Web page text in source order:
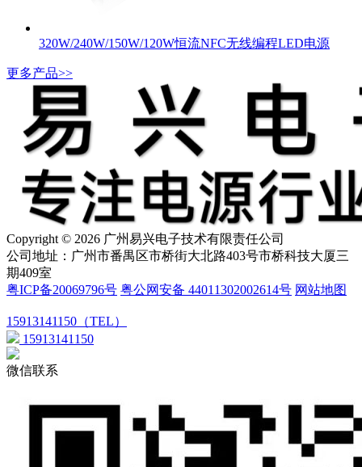
320W/240W/150W/120W恒流NFC无线编程LED电源
更多产品>>
Copyright © 2026 广州易兴电子技术有限责任公司
公司地址：广州市番禺区市桥街大北路403号市桥科技大厦三
期409室
粤ICP备20069796号 粤公网安备 44011302002614号 网站地图
15913141150（TEL）
15913141150
微信联系